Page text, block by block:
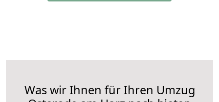
Was wir Ihnen für Ihren Umzug